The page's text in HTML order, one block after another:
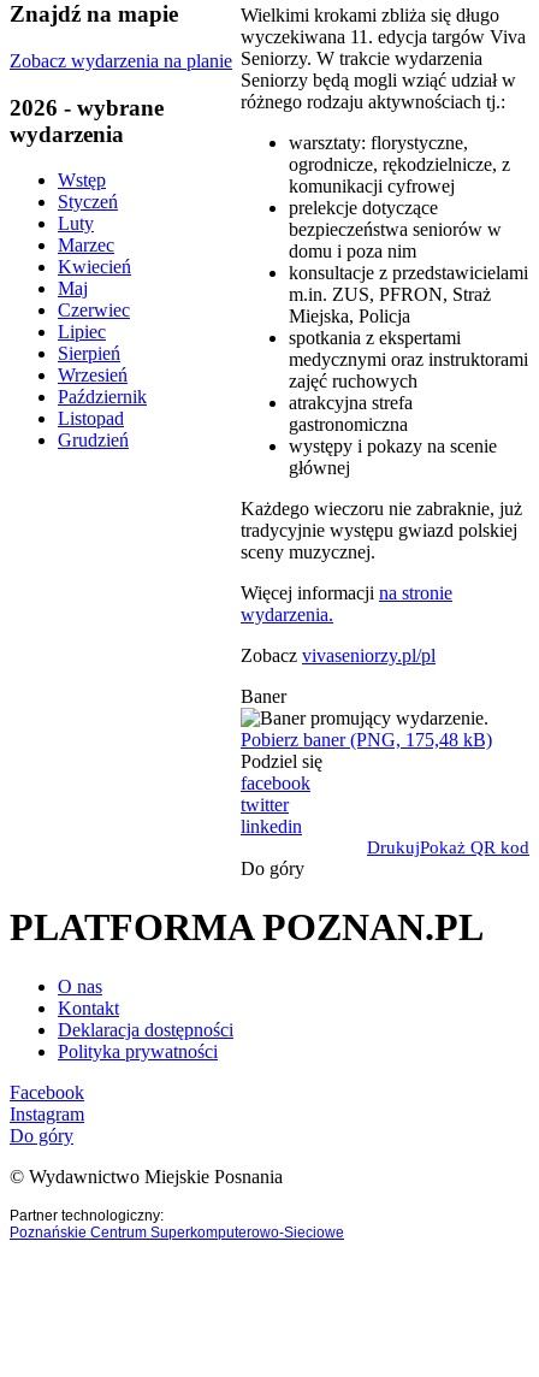
Znajdź na mapie
Zobacz wydarzenia na planie
2026 - wybrane
wydarzenia
Wstęp
Styczeń
Luty
Marzec
Kwiecień
Maj
Czerwiec
Lipiec
Sierpień
Wrzesień
Październik
Listopad
Grudzień
Wielkimi krokami zbliża się długo
wyczekiwana 11. edycja targów Viva
Seniorzy. W trakcie wydarzenia
Seniorzy będą mogli wziąć udział w
różnego rodzaju aktywnościach tj.:
warsztaty: florystyczne,
ogrodnicze, rękodzielnicze, z
komunikacji cyfrowej
prelekcje dotyczące
bezpieczeństwa seniorów w
domu i poza nim
konsultacje z przedstawicielami
m.in. ZUS, PFRON, Straż
Miejska, Policja
spotkania z ekspertami
medycznymi oraz instruktorami
zajęć ruchowych
atrakcyjna strefa
gastronomiczna
występy i pokazy na scenie
głównej
Każdego wieczoru nie zabraknie, już
tradycyjnie występu gwiazd polskiej
sceny muzycznej.
Więcej informacji na stronie
wydarzenia.
Zobacz vivaseniorzy.pl/pl
Baner
Pobierz baner (PNG, 175,48 kB)
Podziel się
facebook
twitter
linkedin
DrukujPokaż QR kod
Do góry
PLATFORMA POZNAN.PL
O nas
Kontakt
Deklaracja dostępności
Polityka prywatności
Facebook
Instagram
Do góry
© Wydawnictwo Miejskie Posnania
Partner technologiczny:
Poznańskie Centrum Superkomputerowo-Sieciowe